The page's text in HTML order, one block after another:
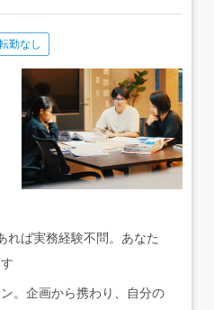
勤なし
れば実務経験不問。あなた
。企画から携わり、自分の